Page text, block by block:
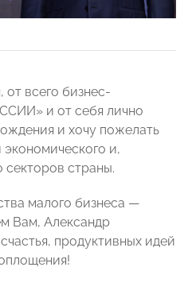
от всего бизнес-
и от себя лично
и хочу пожелать
и,
секторов страны.
малого бизнеса —
Вам, Александр
продуктивных идей